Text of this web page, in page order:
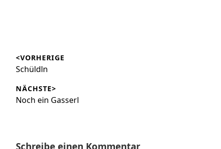
<VORHERIGE
Vorheriger
Schüldln
NÄCHSTE>
Nächster
Noch ein Gasserl
Schreibe einen Kommentar